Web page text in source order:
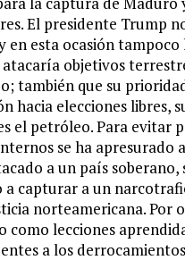
El presidente Trump
en esta ocasión tampoco
atacaría objetivos
también que su
hacia elecciones libres,
el petróleo. Para evitar
se ha apresurado
a un país soberano,
a capturar a un
norteamericana. Por
como lecciones
a los